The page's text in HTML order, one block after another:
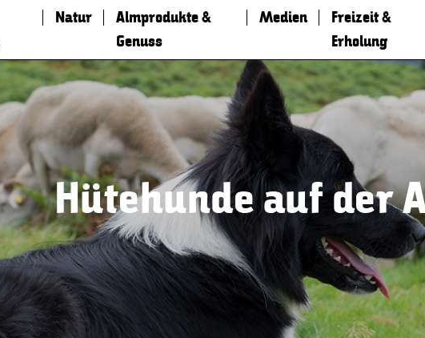
Natur
Almprodukte &
Genuss
Medien
Freizeit &
Erholung
Hütehunde auf der